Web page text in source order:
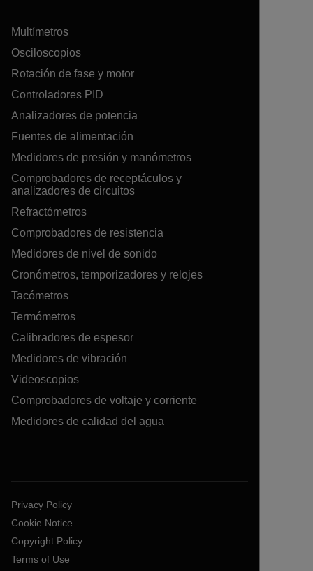
Multímetros
Osciloscopios
Rotación de fase y motor
Controladores PID
Analizadores de potencia
Fuentes de alimentación
Medidores de presión y manómetros
Comprobadores de receptáculos y
analizadores de circuitos
Refractómetros
Comprobadores de resistencia
Medidores de nivel de sonido
Cronómetros, temporizadores y relojes
Tacómetros
Termómetros
Calibradores de espesor
Medidores de vibración
Videoscopios
Comprobadores de voltaje y corriente
Medidores de calidad del agua
Privacy Policy
Cookie Notice
Copyright Policy
Terms of Use